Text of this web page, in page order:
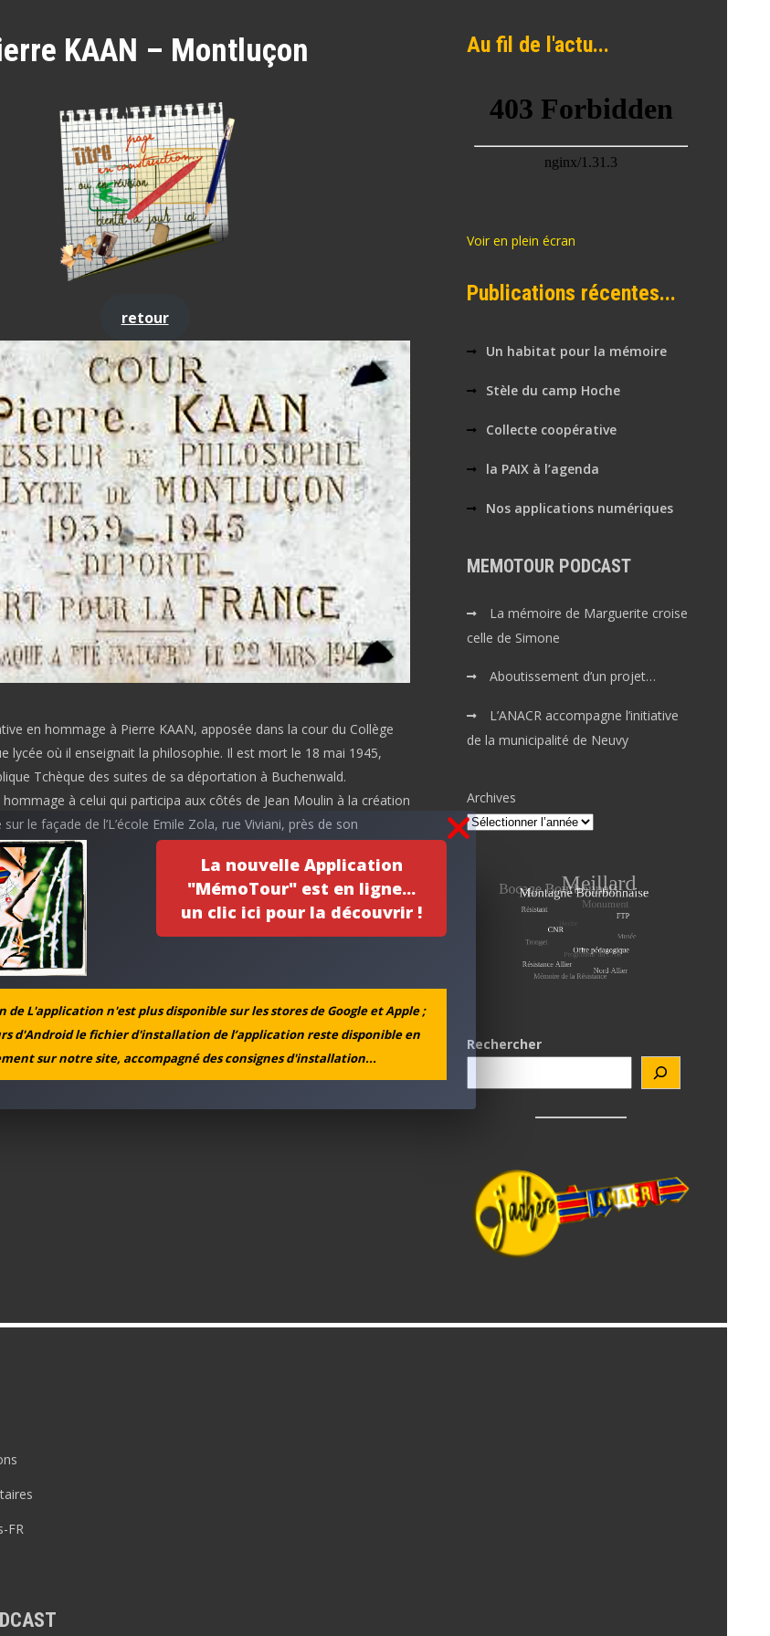
La nouvelle Application
"MémoTour" est en ligne...
un clic ici pour la découvrir !
de L'application n'est plus disponible sur les stores de Google et Apple ;
d'Android le fichier d'installation de l’application reste disponible en
sur notre site, accompagné des consignes d'installation...
KAAN – Montluçon
retour
en hommage à Pierre KAAN, apposée dans la cour du Collège
lycée où il enseignait la philosophie. Il est mort le 18 mai 1945,
Tchèque des suites de sa déportation à Buchenwald.
à celui qui participa aux côtés de Jean Moulin à la création
le façade de l’L’école Emile Zola, rue Viviani, près de son
Au fil de l'actu...
Voir en plein écran
Publications récentes...
Un habitat pour la mémoire
Stèle du camp Hoche
Collecte coopérative
la PAIX à l’agenda
Nos applications numériques
MEMOTOUR PODCAST
La mémoire de Marguerite croise
celle de Simone
Aboutissement d’un projet…
L’ANACR accompagne l’initiative
de la municipalité de Neuvy
Archives
Rechercher
FR